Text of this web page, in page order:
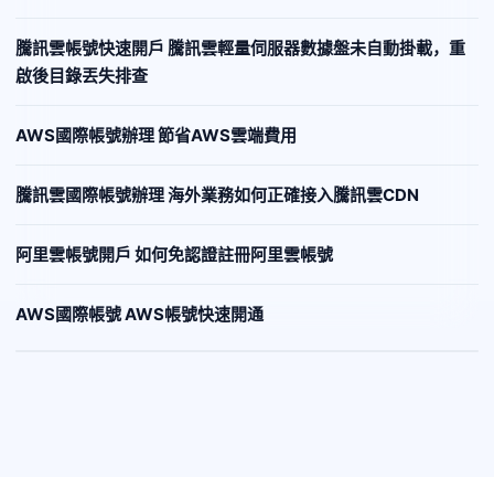
騰訊雲帳號快速開戶 騰訊雲輕量伺服器數據盤未自動掛載，重
啟後目錄丟失排查
AWS國際帳號辦理 節省AWS雲端費用
騰訊雲國際帳號辦理 海外業務如何正確接入騰訊雲CDN
阿里雲帳號開戶 如何免認證註冊阿里雲帳號
AWS國際帳號 AWS帳號快速開通